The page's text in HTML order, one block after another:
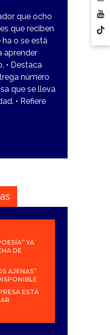
que ocho
que reciben
ha o se está
aprender
• Destaca
número
que se lleva
• Refiere
YA
DE
AJENAS”
ESTÁ